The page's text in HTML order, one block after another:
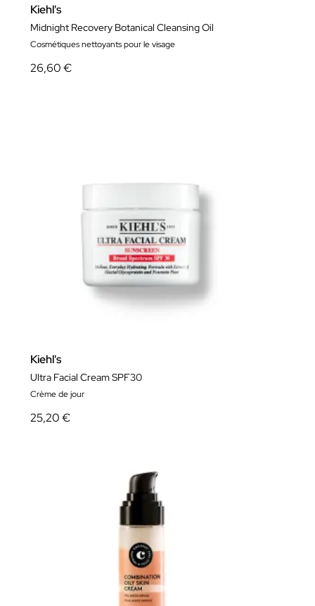
Kiehl's
Midnight Recovery Botanical Cleansing Oil
Cosmétiques nettoyants pour le visage
26,60 €
Kiehl's
Ultra Facial Cream SPF30
Crème de jour
25,20 €